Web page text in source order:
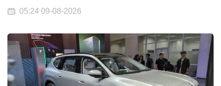
05:24 09-08-2026